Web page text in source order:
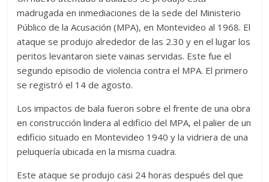
madrugada en inmediaciones de la sede del Ministerio
Público de la Acusación (MPA), en Montevideo al 1968. El
ataque se produjo alrededor de las 2.30 y en el lugar los
peritos levantaron siete vainas servidas. Este fue el
segundo episodio de violencia contra el MPA. El primero
se registró el 14 de agosto.
Los impactos de bala fueron sobre el frente de una obra
en construcción lindera al edificio del MPA, el palier de un
edificio situado en Montevideo 1940 y la vidriera de una
peluquería ubicada en la misma cuadra.
Este ataque se produjo casi 24 horas después del que